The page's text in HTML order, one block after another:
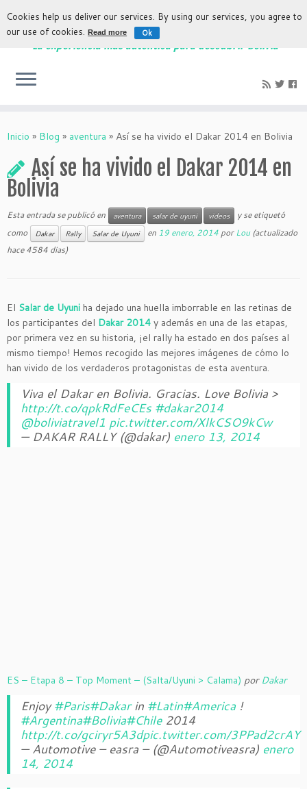
La experiencia más auténtica para descubrir Bolivia
Inicio » Blog » aventura » Así se ha vivido el Dakar 2014 en Bolivia
Así se ha vivido el Dakar 2014 en
Bolivia
Esta entrada se publicó en aventura salar de uyuni videos
y se etiquetó
como
Dakar Rally Salar de Uyuni en 19 enero, 2014 porLou(actualizado
hace 4584 dias)
El Salar de Uyuni ha dejado una huella imborrable en las retinas de
los participantes del Dakar 2014 y además en una de las etapas,
por primera vez en su historia, ¡el rally ha estado en dos países al
mismo tiempo! Hemos recogido las mejores imágenes de cómo lo
han vivido de los verdaderos protagonistas de esta aventura.
Viva el Dakar en Bolivia. Gracias. Love Bolivia >
http://t.co/qpkRdFeCEs #dakar2014
@boliviatravel1 pic.twitter.com/XlkCSO9kCw
— DAKAR RALLY (@dakar) enero 13, 2014
ES – Etapa 8 – Top Moment – (Salta/Uyuni > Calama) por Dakar
Enjoy#Paris#Dakarin #Latin#America !
#Argentina#Bolivia#Chile2014
http://t.co/gciryr5A3dpic.twitter.com/3PPad2crAY
— Automotive – easra – (@Automotiveasra) enero
14, 2014
Cookies help us deliver our services. By using our services, you agree to
our use of cookies.Read more Ok